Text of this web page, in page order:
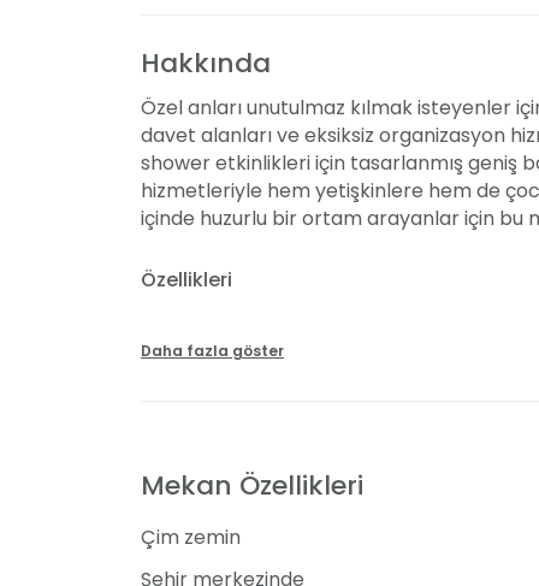
Hakkında
Özel anları unutulmaz kılmak isteyenler
davet alanları ve eksiksiz organizasyon
shower etkinlikleri için tasarlanmış geniş
hizmetleriyle hem yetişkinlere hem de
içinde huzurlu bir ortam arayanlar için bu
Özellikleri
etkinlikler için ideal bir ortam sağlıyor.
deneyimleyebilir ve menüde değişiklik
oluşturabilirler. Yemek servisi,
tarafından sunuluyor.
Daha fazla göster
Mekan Özellikleri
Çim zemin
Şehir merkezinde